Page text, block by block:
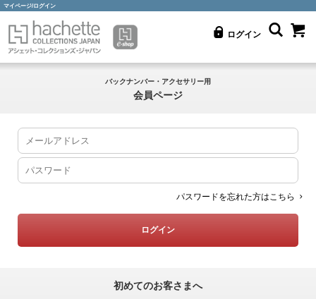
マイページ/ログイン
ログイン
バックナンバー・アクセサリー用
会員ページ
パスワードを忘れた方はこちら
初めてのお客さまへ